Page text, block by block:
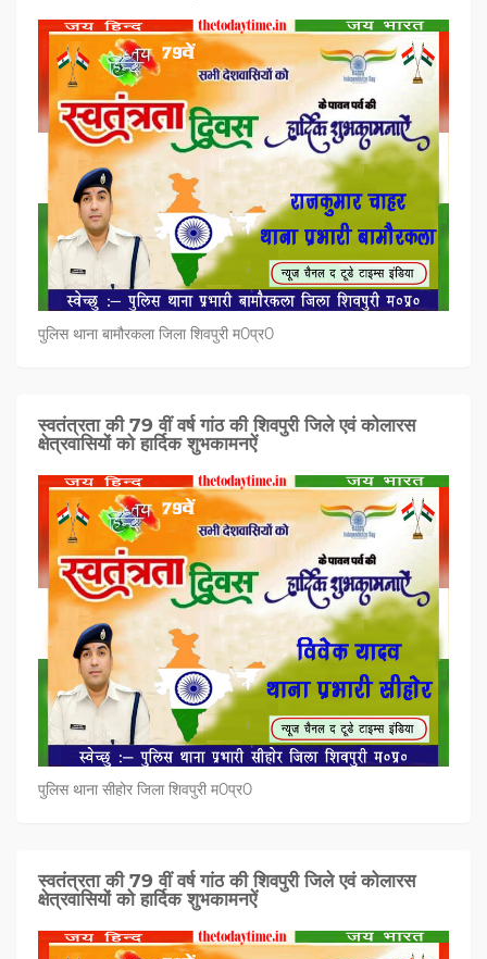
पुलिस थाना बामौरकला जिला शिवपुरी म0प्र0
स्वतंत्रता की 79 वीं वर्ष गांठ की शिवपुरी जिले एवं कोलारस
क्षेत्रवासियों को हार्दिक शुभकामनऐं
पुलिस थाना सीहोर जिला शिवपुरी म0प्र0
स्वतंत्रता की 79 वीं वर्ष गांठ की शिवपुरी जिले एवं कोलारस
क्षेत्रवासियों को हार्दिक शुभकामनऐं